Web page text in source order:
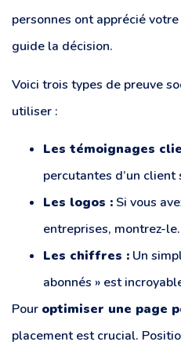
personnes ont apprécié
guide la décision.
Voici trois types de preuve
utiliser :
Les témoignages
percutantes d’un
Les logos : Si vous
entreprises, montrez-le.
Les chiffres : Un
abonnés » est
Pour optimiser une page
placement est crucial.